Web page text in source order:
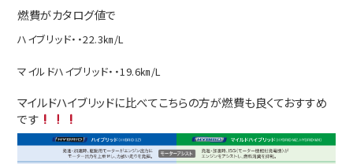
燃費がカタログ値で
ハイブリッド・・22.3㎞/L
マイルドハイブリッド・・19.6㎞/L
マイルドハイブリッドに比べてこちらの方が燃費も良くておすすめ
です